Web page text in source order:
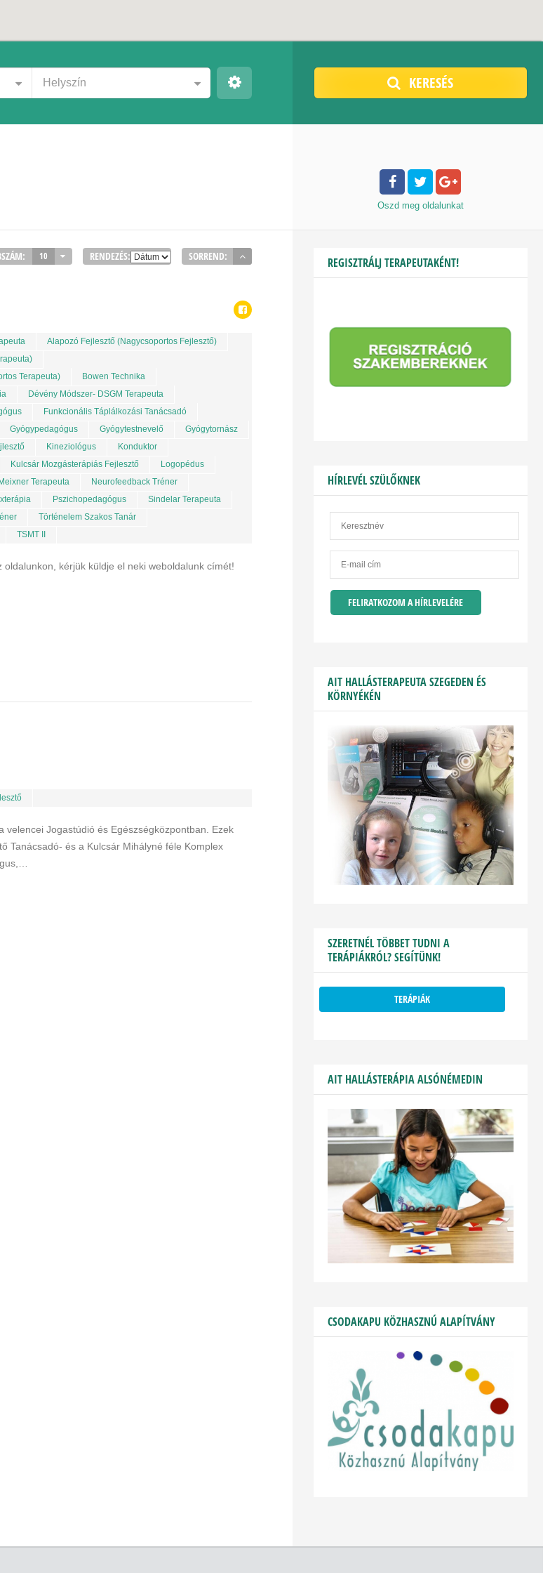
Helyszín KERESÉS
Oszd meg oldalunkat
10 RENDEZÉS: SORREND:
Alapozó Fejlesztő (nagycsoportos Fejlesztő)
Terapeuta)
Bowen Technika
Dévény Módszer- DSGM Terapeuta
Funkcionális Táplálkozási Tanácsadó
Gyógypedagógus Gyógytestnevelő
Gyógytornász
Kineziológus
Konduktor
Kulcsár Mozgásterápiás Fejlesztő
Logopédus
Meixner Terapeuta
Neurofeedback Tréner
Pszichopedagógus
Sindelar Terapeuta
Történelem Szakos Tanár
TSMT II
kérjük küldje el neki weboldalunk címét!
Jogastúdió és Egészségközpontban. Ezek
Tanácsadó- és a Kulcsár Mihályné féle Komplex
REGISZTRÁLJ TERAPEUTAKÉNT!
HÍRLEVÉL SZÜLŐKNEK
AIT HALLÁSTERAPEUTA SZEGEDEN ÉS
KÖRNYÉKÉN
SZERETNÉL TÖBBET TUDNI A
TERÁPIÁKRÓL? SEGÍTÜNK!
TERÁPIÁK
AIT HALLÁSTERÁPIA ALSÓNÉMEDIN
CSODAKAPU KÖZHASZNÚ ALAPÍTVÁNY